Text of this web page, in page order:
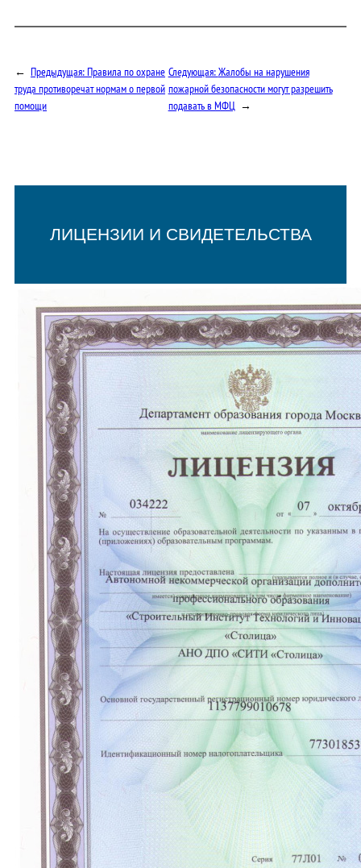
← Предыдущая:Правила по охране
труда противоречат нормам о первой
помощи
Следующая:Жалобы на нарушения
пожарной безопасности могут разрешить
подавать в МФЦ →
ЛИЦЕНЗИИ И СВИДЕТЕЛЬСТВА